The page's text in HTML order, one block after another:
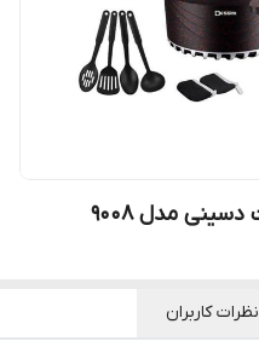
نظرات کاربران